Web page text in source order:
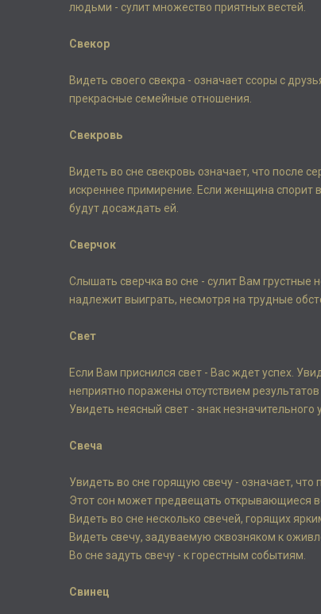
людьми - сулит множество приятных вестей.
Свекор
Видеть своего свекра - означает ссоры с
прекрасные семейные отношения.
Свекровь
Видеть во сне свекровь означает, что после
искреннее примирение. Если женщина спорит
будут досаждать ей.
Сверчок
Слышать сверчка во сне - сулит Вам грустные
надлежит выиграть, несмотря на трудные
Свет
Если Вам приснился свет - Вас ждет успех.
неприятно поражены отсутствием
Увидеть неясный свет - знак незначительного
Свеча
Увидеть во сне горящую свечу - означает,
Этот сон может предвещать открывающиеся
Видеть во сне несколько свечей, горящих
Видеть свечу, задуваемую сквозняком к
Во сне задуть свечу - к горестным событиям.
Свинец